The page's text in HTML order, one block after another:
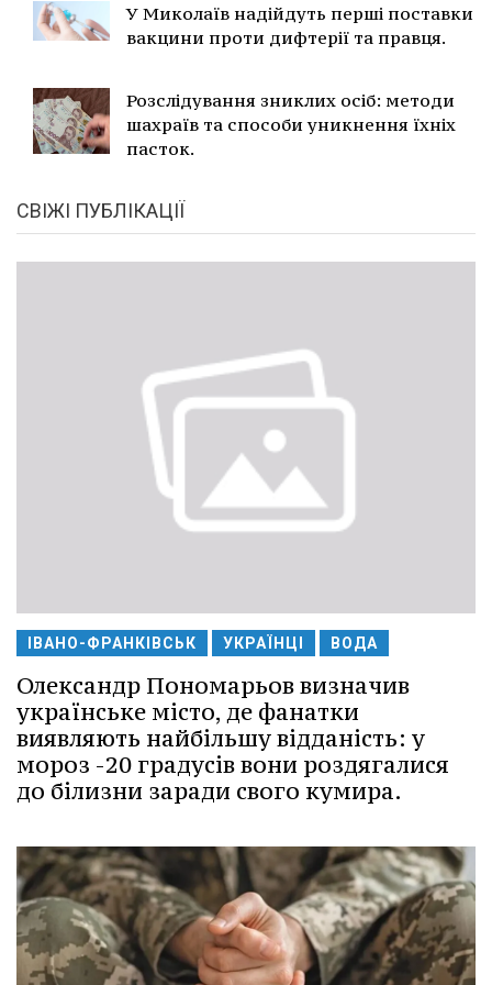
У Миколаїв надійдуть перші поставки
вакцини проти дифтерії та правця.
Розслідування зниклих осіб: методи
шахраїв та способи уникнення їхніх
пасток.
СВІЖІ ПУБЛІКАЦІЇ
ІВАНО-ФРАНКІВСЬК УКРАЇНЦІ ВОДА
Олександр Пономарьов визначив
українське місто, де фанатки
виявляють найбільшу відданість: у
мороз -20 градусів вони роздягалися
до білизни заради свого кумира.